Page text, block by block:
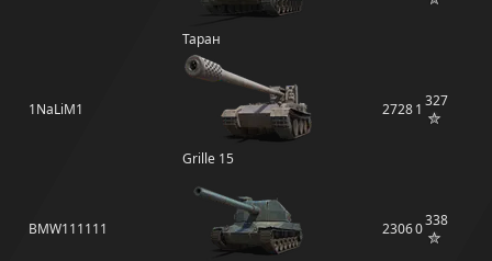
Таран
1NaLiM1
Grille 15
27281 327
BMW111111 23060338